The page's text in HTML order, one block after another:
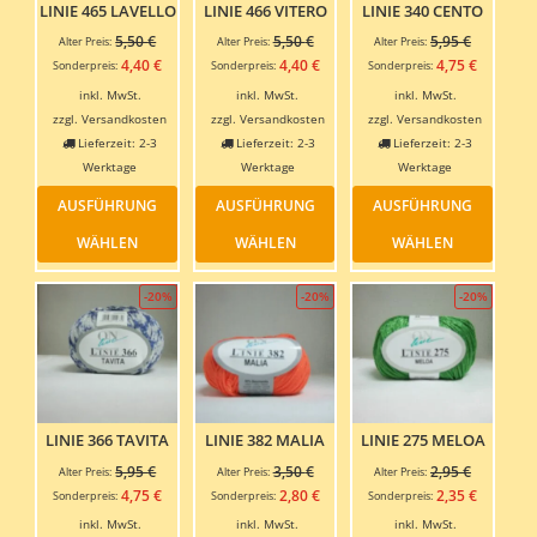
Produktseite
werden
LINIE 465 LAVELLO
Alter Preis: 5,50€Ursprünglicher
Preis
Sonderpreis: 4,40€Aktueller
inkl. MwSt.
zzgl.Versandkosten
Lieferzeit:2-3
Werktage
AUSFÜHRUNG
WÄHLEN
Dieses
Produkt
mehrere
Varianten
auf.
Optionen
können
auf
Produktseite
LINIE 466 VITERO
Alter Preis: 5,50€Ursprünglicher
Preis
Sonderpreis: 4,40€Aktueller
inkl. MwSt.
zzgl. Versandkosten
Lieferzeit: 2-3
Werktage
AUSFÜHRUNG
WÄHLEN
Dieses
Produkt
mehrere
Varianten
auf.
Optionen
können
auf
Produktseite
LINIE 340 CENTO
Alter Preis: 5,95€
Preis
Sonderpreis: 4,75€
inkl. MwSt.
zzgl.Versandkosten
Lieferzeit:2-3
Werktage
AUSFÜHRUNG
WÄHLEN
Dieses
auf.
-20%
LINIE 366 TAVITA
Alter Preis: 5,95€Ursprünglicher
Preis
Sonderpreis: 4,75€Aktueller
inkl. MwSt.
-20%
LINIE 382 MALIA
Alter Preis: 3,50€Ursprünglicher
Preis
Sonderpreis: 2,80€Aktueller
inkl. MwSt.
-20%
LINIE 275 MELOA
Alter Preis: 2,95€
Preis
Sonderpreis: 2,35€
inkl. MwSt.